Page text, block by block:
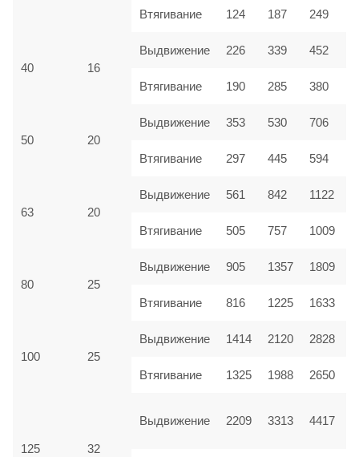
Втягивание
124 187 249
40 16
Выдвижение 226 339 452
Втягивание 190 285 380
50 20
Выдвижение 353 530 706
Втягивание 297 445 594
63 20
Выдвижение 561 842 1122
Втягивание 505 757 1009
80 25
Выдвижение 905 1357 1809
Втягивание 816 1225 1633
100 25
Выдвижение 1414 2120 2828
Втягивание 1325 1988 2650
125 32
Выдвижение 2209 3313 4417